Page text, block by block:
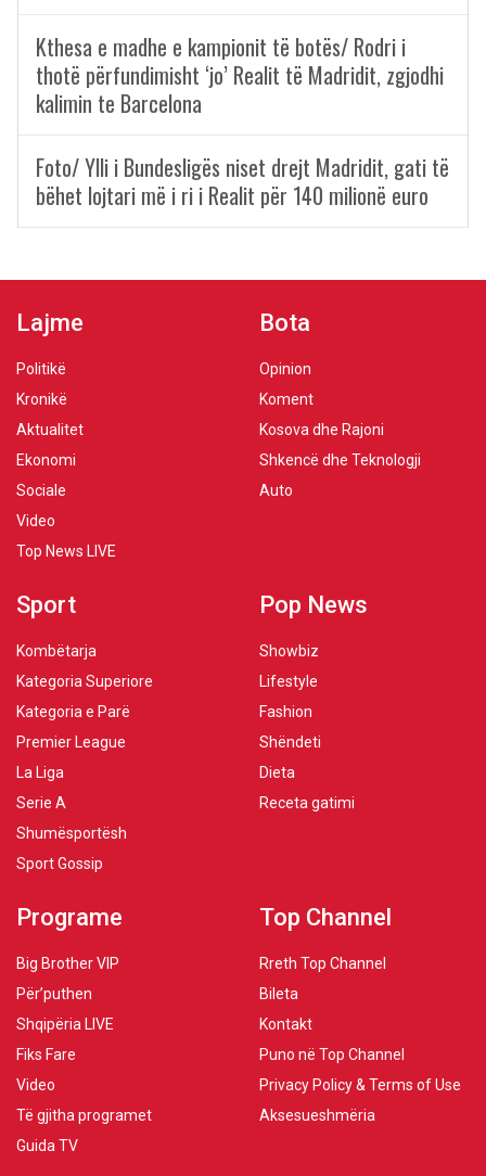
Kthesa e madhe e kampionit të botës/ Rodri i
thotë përfundimisht ‘jo’ Realit të Madridit, zgjodhi
kalimin te Barcelona
Foto/ Ylli i Bundesligës niset drejt Madridit, gati të
bëhet lojtari më i ri i Realit për 140 milionë euro
Lajme
Politikë
Kronikë
Aktualitet
Ekonomi
Sociale
Video
Top News LIVE
Bota
Opinion
Koment
Kosova dhe Rajoni
Shkencë dhe Teknologji
Auto
Sport
Kombëtarja
Kategoria Superiore
Kategoria e Parë
Premier League
La Liga
Serie A
Shumësportësh
Sport Gossip
Pop News
Showbiz
Lifestyle
Fashion
Shëndeti
Dieta
Receta gatimi
Programe
Big Brother VIP
Për’puthen
Shqipëria LIVE
Fiks Fare
Video
Të gjitha programet
Guida TV
Top Channel
Rreth Top Channel
Bileta
Kontakt
Puno në Top Channel
Privacy Policy & Terms of Use
Aksesueshmëria